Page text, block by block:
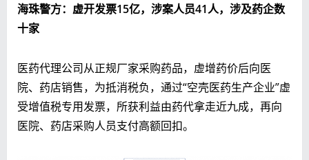
海珠警方：虚开发票15亿，涉案人员41人，涉及药企数
十家
医药代理公司从正规厂家采购药品，虚增药价后向医
院、药店销售，为抵消税负， 通过“空壳医药生产企业”虚
受增值税专用发票，所获利益由药代拿走近九成，再向
医院、药店采购人员支付高额回扣。